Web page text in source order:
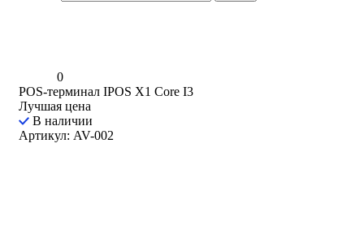
0
POS-терминал IPOS X1 Core I3
Лучшая цена
В наличии
Артикул: AV-002